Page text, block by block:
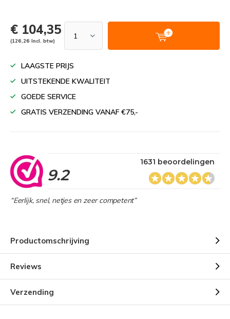
€ 104,35
(126,26 Incl. btw)
LAAGSTE PRIJS
UITSTEKENDE KWALITEIT
GOEDE SERVICE
GRATIS VERZENDING VANAF €75,-
9.2
1631 beoordelingen
“Eerlijk, snel, netjes en zeer competent”
Productomschrijving
Reviews
Verzending